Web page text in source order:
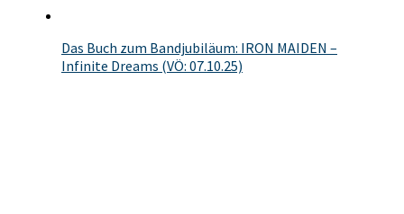
Das Buch zum Bandjubiläum: IRON MAIDEN –
Infinite Dreams (VÖ: 07.10.25)